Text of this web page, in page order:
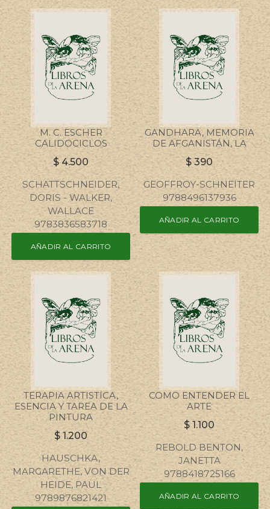
M. C. ESCHER
CALIDOCICLOS
$4.500
SCHATTSCHNEIDER,
DORIS - WALKER,
WALLACE
9783836583718
AÑADIR AL CARRITO
GANDHARA, MEMORIA
DE AFGANISTÁN, LA
$390
GEOFFROY-SCHNEITER
9788496137936
AÑADIR AL CARRITO
TERAPIA ARTISTICA,
ESENCIA Y TAREA DE LA
PINTURA
$ 1.200
HAUSCHKA,
MARGARETHE, VON DER
HEIDE, PAUL
9789876821421
COMO ENTENDER EL
ARTE
$ 1.100
REBOLD BENTON,
JANETTA
9788418725166
AÑADIR AL CARRITO